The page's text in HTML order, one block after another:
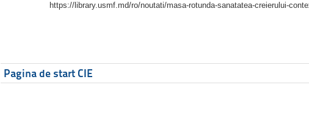
https://library.usmf.md/ro/noutati/masa-rotunda-sanatatea-creierului-
Pagina de start CIE